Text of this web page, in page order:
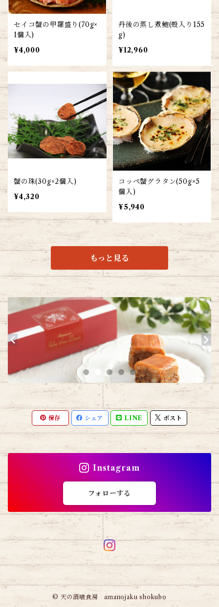
セイコ蟹の甲羅盛り(70g×
1個入)
¥4,000
丹後の蒸し煮鮑(殻入り155
g)
¥12,960
蟹の珠(30g×2個入)
¥4,320
コッペ蟹グラタン(50g×5
個入)
¥5,940
もっと見る
保存 シェア LINE ポスト
Instagram
フォローする
© 天の酒喰食房 amanojaku shokubo